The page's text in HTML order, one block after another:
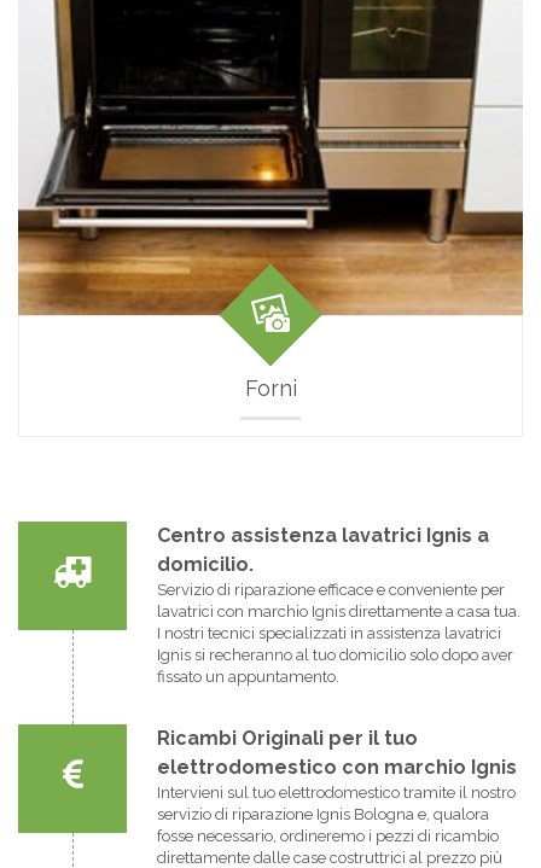
Forni
Centro assistenza lavatrici Ignis a
domicilio.
Servizio di riparazione efficace e conveniente per
lavatrici con marchio Ignis direttamente a casa tua.
I nostri tecnici specializzati in assistenza lavatrici
Ignis si recheranno al tuo domicilio solo dopo aver
fissato un appuntamento.
Ricambi Originali per il tuo
elettrodomestico con marchio Ignis
Intervieni sul tuo elettrodomestico tramite il nostro
servizio di riparazione Ignis Bologna e, qualora
fosse necessario, ordineremo i pezzi di ricambio
direttamente dalle case costruttrici al prezzo più